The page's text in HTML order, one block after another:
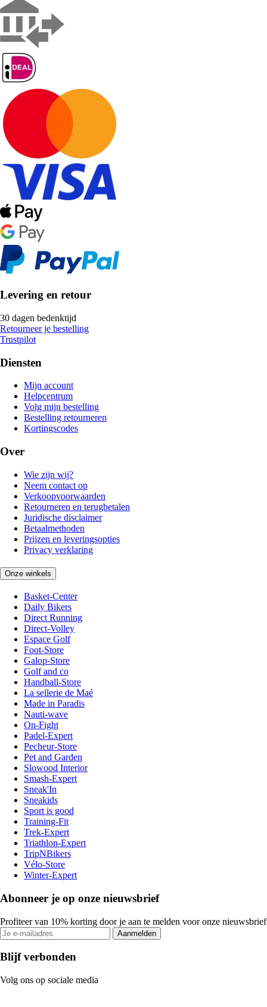
Levering en retour
30 dagen bedenktijd
Retourneer je bestelling
Trustpilot
Diensten
Mijn account
Helpcentrum
Volg mijn bestelling
Bestelling retourneren
Kortingscodes
Over
Wie zijn wij?
Neem contact op
Verkoopvoorwaarden
Retourneren en terugbetalen
Juridische disclaimer
Betaalmethoden
Prijzen en leveringsopties
Privacy verklaring
Onze winkels
Basket-Center
Daily Bikers
Direct Running
Direct-Volley
Espace Golf
Foot-Store
Galop-Store
Golf and co
Handball-Store
La sellerie de Maé
Made in Paradis
Nauti-wave
On-Fight
Padel-Expert
Pecheur-Store
Pet and Garden
Slowood Interior
Smash-Expert
Sneak'In
Sneakids
Sport is good
Training-Fit
Trek-Expert
Triathlon-Expert
TripNBikers
Vélo-Store
Winter-Expert
Abonneer je op onze nieuwsbrief
Profiteer van 10% korting door je aan te melden voor onze nieuwsbrief
Aanmelden
Blijf verbonden
Volg ons op sociale media